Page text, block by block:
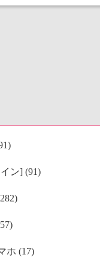
ン] (91)
ホ (17)